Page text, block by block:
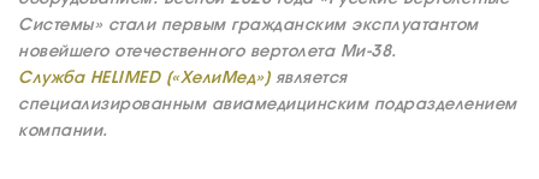
Системы» стали первым гражданским эксплуатантом
новейшего отечественного вертолета Ми-38.
Служба HELIMED («ХелиМед»)является
специализированным авиамедицинским подразделением
компании.